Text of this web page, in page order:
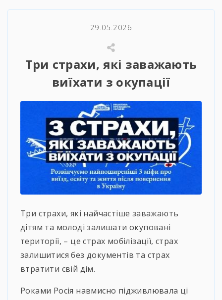
29.05.2026
Три страхи, які заважають
виїхати з окупації
Три страхи, які найчастіше заважають
дітям та молоді залишати окуповані
території, – це страх мобілізації, страх
залишитися без документів та страх
втратити свій дім.
Роками Росія навмисно підживлювала ці